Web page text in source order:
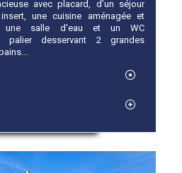
avec placard, d’un séjour
une cuisine aménagée et
une salle d'eau et un WC
palier desservant 2 grandes